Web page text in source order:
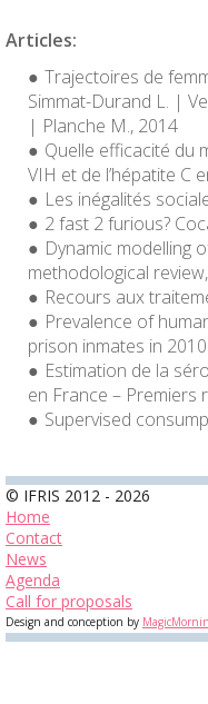
Articles:
Trajectoires de
Simmat-Durand L. |
| Planche M., 2014
Quelle efficacité du
VIH et de l’hépatite C
Les inégalités
2 fast 2 furious?
Dynamic modelling
methodological
Recours aux
Prevalence of
prison inmates in
Estimation de la
en France – Premiers
Supervised
© IFRIS 2012 - 2026
Home
Contact
News
Agenda
Call for proposals
Design and conception by